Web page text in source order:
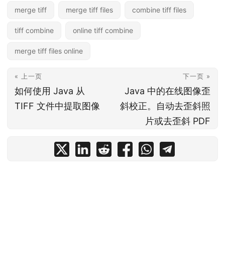
merge tiff merge tiff files combine tiff files
tiff combine online tiff combine
merge tiff files online
« 上一页
如何使用 Java 从
TIFF 文件中提取图像
下一页 »
Java 中的在线图像歪
斜校正。自动去歪斜照
片或去歪斜 PDF